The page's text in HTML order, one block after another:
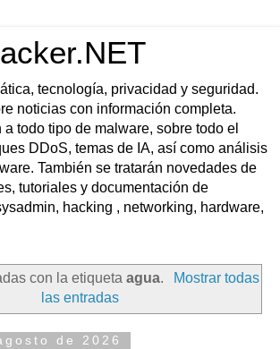
tecnología, privacidad y seguridad.
noticias con información completa.
todo tipo de malware, sobre todo el
DDoS, temas de IA, así como análisis
También se tratarán novedades de
tutoriales y documentación de
hacking , networking, hardware,
con la etiquetaagua.
Mostrar todas
las entradas
de 2026